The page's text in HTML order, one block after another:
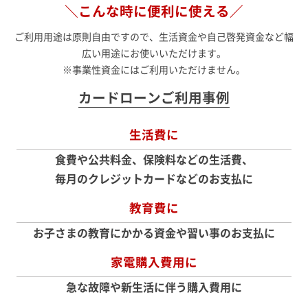
＼こんな時に便利に使える／
ご利用用途は原則自由ですので、生活資金や自己啓発資金など幅
広い用途にお使いいただけます。
※事業性資金にはご利用いただけません。
カードローンご利用事例
生活費に
食費や公共料金、保険料などの生活費、
毎月のクレジットカードなどのお支払に
教育費に
お子さまの教育にかかる資金や習い事のお支払に
家電購入費用に
急な故障や新生活に伴う購入費用に